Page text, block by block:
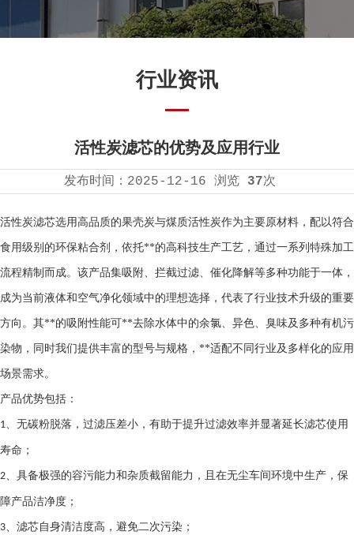
行业资讯
活性炭滤芯的优势及应用行业
发布时间： 2025-12-16 浏览 37次
活性炭滤芯选用高品质的果壳炭与煤质活性炭作为主要原材料，配以符合
食用级别的环保粘合剂，依托**的高科技生产工艺，通过一系列特殊加工
流程精制而成。该产品集吸附、拦截过滤、催化降解等多种功能于一体，
成为当前液体和空气净化领域中的理想选择，代表了行业技术升级的重要
方向。其**的吸附性能可**去除水体中的余氯、异色、臭味及多种有机污
染物，同时我们提供丰富的型号与规格，**适配不同行业及多样化的应用
场景需求。
产品优势包括：
1、无碳粉脱落，过滤压差小，有助于提升过滤效率并显著延长滤芯使用
寿命；
2、具备极强的容污能力和杂质截留能力，且在无尘车间环境中生产，保
障产品洁净度；
3、滤芯自身清洁度高，避免二次污染；